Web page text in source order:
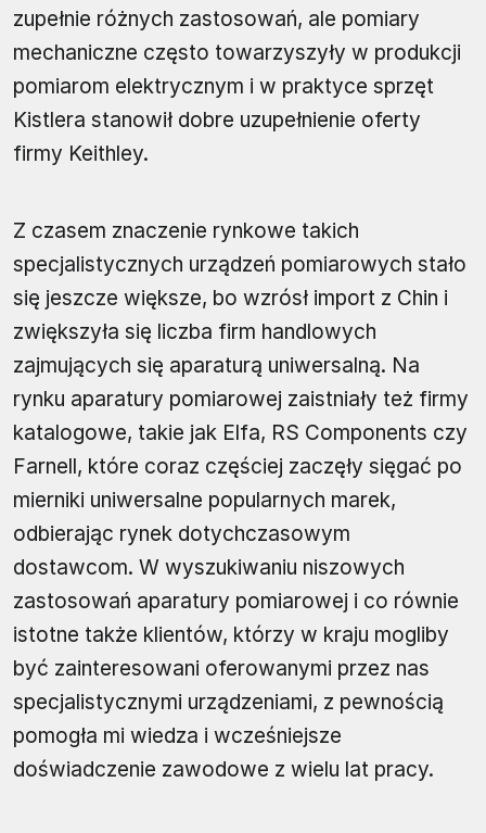
zupełnie różnych zastosowań, ale pomiary
mechaniczne często towarzyszyły w produkcji
pomiarom elektrycznym i w praktyce sprzęt
Kistlera stanowił dobre uzupełnienie oferty
firmy Keithley.
Z czasem znaczenie rynkowe takich
specjalistycznych urządzeń pomiarowych stało
się jeszcze większe, bo wzrósł import z Chin i
zwiększyła się liczba firm handlowych
zajmujących się aparaturą uniwersalną. Na
rynku aparatury pomiarowej zaistniały też firmy
katalogowe, takie jak Elfa, RS Components czy
Farnell, które coraz częściej zaczęły sięgać po
mierniki uniwersalne popularnych marek,
odbierając rynek dotychczasowym
dostawcom. W wyszukiwaniu niszowych
zastosowań aparatury pomiarowej i co równie
istotne także klientów, którzy w kraju mogliby
być zainteresowani oferowanymi przez nas
specjalistycznymi urządzeniami, z pewnością
pomogła mi wiedza i wcześniejsze
doświadczenie zawodowe z wielu lat pracy.